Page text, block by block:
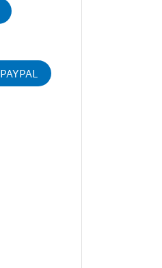
PAYPAL